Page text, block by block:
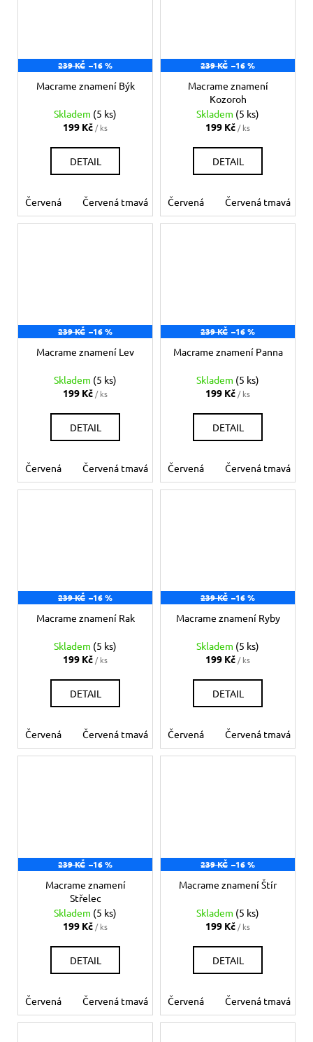
239 KČ –16 %
Macrame znamení Býk
Skladem (5 ks)
199 Kč / ks
DETAIL
Červená Červená tmavá Bílá Béžová Šedá
239 KČ –16 %
Macrame znamení
Kozoroh
Skladem (5 ks)
199 Kč / ks
DETAIL
Červená Červená tmavá
239 KČ –16 %
Macrame znamení Lev
Skladem (5 ks)
199 Kč / ks
DETAIL
Červená Červená tmavá Bílá Béžová Šedá
239 KČ –16 %
Macrame znamení Panna
Skladem (5 ks)
199 Kč / ks
DETAIL
Červená Červená tmavá
239 KČ –16 %
Macrame znamení Rak
Skladem (5 ks)
199 Kč/ ks
DETAIL
Červená Červená tmavá Bílá Béžová Šedá
239 KČ –16 %
Macrame znamení Ryby
Skladem (5 ks)
199 Kč/ ks
DETAIL
Červená Červená tmavá
239 KČ –16 %
Macrame znamení
Střelec
Skladem (5 ks)
199 Kč / ks
DETAIL
Červená Červená tmavá Bílá Béžová Šedá
239 KČ –16 %
Macrame znamení Štír
Skladem (5 ks)
199 Kč / ks
DETAIL
Červená Červená tmavá